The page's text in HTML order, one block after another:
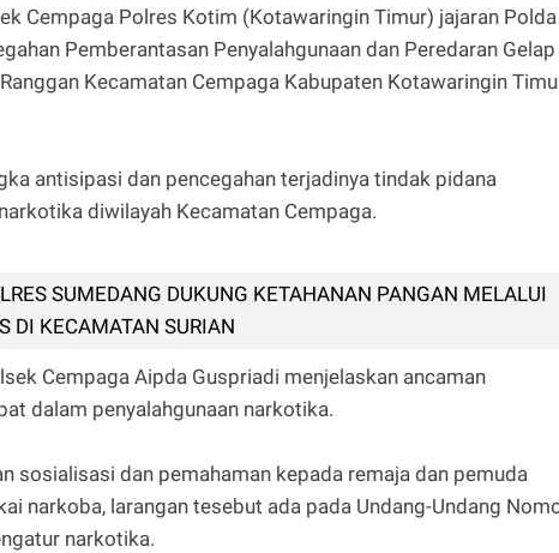
Cempaga Polres Kotim (Kotawaringin Timur) jajaran Polda
Pemberantasan Penyalahgunaan dan Peredaran Gelap
Kecamatan Cempaga Kabupaten Kotawaringin
antisipasi dan pencegahan terjadinya tindak pidana
diwilayah Kecamatan Cempaga.
SUMEDANG DUKUNG KETAHANAN PANGAN MELALUI
DI KECAMATAN SURIAN
Cempaga Aipda Guspriadi menjelaskan ancaman
dalam penyalahgunaan narkotika.
sosialisasi dan pemahaman kepada remaja dan pemuda
narkoba, larangan tesebut ada pada Undang-Undang
narkotika.